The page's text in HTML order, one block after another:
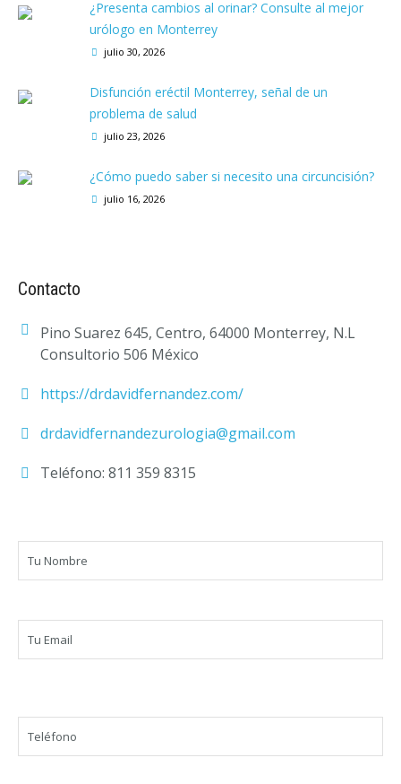
¿Presenta cambios al orinar? Consulte al mejor
urólogo en Monterrey
julio 30, 2026
Disfunción eréctil Monterrey, señal de un
problema de salud
julio 23, 2026
¿Cómo puedo saber si necesito una circuncisión?
julio 16, 2026
Contacto
Pino Suarez 645, Centro, 64000 Monterrey, N.L
Consultorio 506 México
https://drdavidfernandez.com/
drdavidfernandezurologia@gmail.com
Teléfono: 811 359 8315